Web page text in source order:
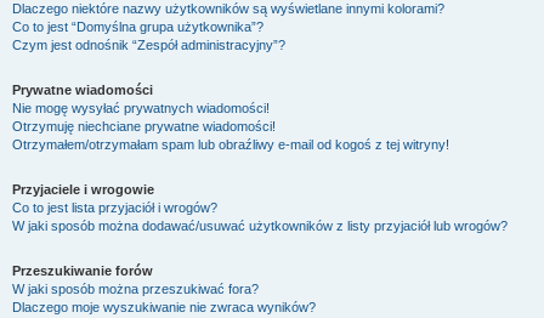
Dlaczego niektóre nazwy użytkowników są wyświetlane innymi kolorami?
Co to jest “Domyślna grupa użytkownika”?
Czym jest odnośnik “Zespół administracyjny”?
Prywatne wiadomości
Nie mogę wysyłać prywatnych wiadomości!
Otrzymuję niechciane prywatne wiadomości!
Otrzymałem/otrzymałam spam lub obraźliwy e-mail od kogoś z tej witryny!
Przyjaciele i wrogowie
Co to jest lista przyjaciół i wrogów?
W jaki sposób można dodawać/usuwać użytkowników z listy przyjaciół lub wrogów?
Przeszukiwanie forów
W jaki sposób można przeszukiwać fora?
Dlaczego moje wyszukiwanie nie zwraca wyników?